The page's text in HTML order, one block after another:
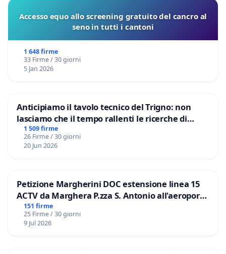
Accesso equo allo screening gratuito del cancro al
seno in tutti i cantoni
1 648 firme
33 Firme / 30 giorni
5 Jan 2026
Anticipiamo il tavolo tecnico del Trigno: non
lasciamo che il tempo rallenti le ricerche di
Domenico Racanati
1 509 firme
26 Firme / 30 giorni
20 Jun 2026
Petizione Margherini DOC estensione linea 15
ACTV da Marghera P.zza S. Antonio all'aeroporto
Marco Polo tariffa a € 1,50
151 firme
25 Firme / 30 giorni
9 Jul 2026